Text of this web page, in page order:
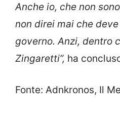
Anche io, che non
non direi mai che
governo. Anzi, dentro
Zingaretti”, ha
Fonte: Adnkronos, Il